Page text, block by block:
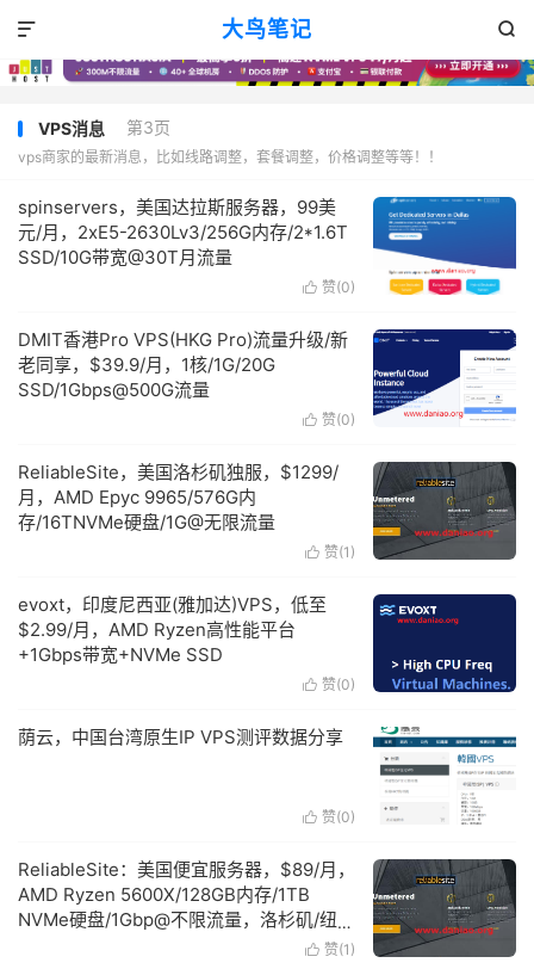
大鸟笔记 

VPS消息 第3页
vps商家的最新消息，比如线路调整，套餐调整，价格调整等等！！
spinservers，美国达拉斯服务器，99美
元/月，2xE5-2630Lv3/256G内存/2*1.6T
SSD/10G带宽@30T月流量
 赞(0)
DMIT香港Pro VPS(HKG Pro)流量升级/新
老同享，$39.9/月，1核/1G/20G
SSD/1Gbps@500G流量
 赞(0)
ReliableSite，美国洛杉矶独服，$1299/
月，AMD Epyc 9965/576G内
存/16TNVMe硬盘/1G@无限流量
 赞(1 )
evoxt，印度尼西亚(雅加达)VPS，低至
$2.99/月，AMD Ryzen高性能平台
+1Gbps带宽+NVMe SSD
 赞(0)
荫云，中国台湾原生IP VPS测评数据分享
 赞(0)
ReliableSite：美国便宜服务器，$89/月，
AMD Ryzen 5600X/128GB内存/1TB
NVMe硬盘/1Gbp@不限流量，洛杉矶/纽
 赞(1 )